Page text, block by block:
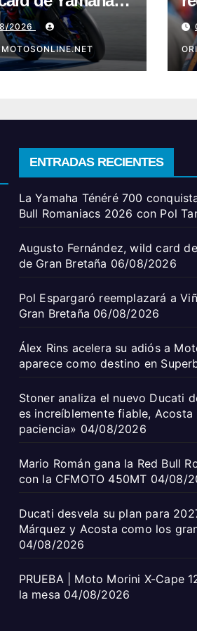
de Gran
2026
ENTRADAS RECIENTES
La Yamaha Ténéré 700
Bull Romaniacs 2026 con Pol
Augusto Fernández, wild card
de Gran Bretaña 06/08/2026
Pol Espargaró reemplazará a
Gran Bretaña 06/08/2026
Álex Rins acelera su adiós a
aparece como destino en
Stoner analiza el nuevo Ducati
es increíblemente fiable, Acosta
paciencia» 04/08/2026
Mario Román gana la Red Bull
con la CFMOTO 450MT 04/08/
Ducati desvela su plan para
Márquez y Acosta como los
04/08/2026
PRUEBA | Moto Morini X-Cape
la mesa 04/08/2026